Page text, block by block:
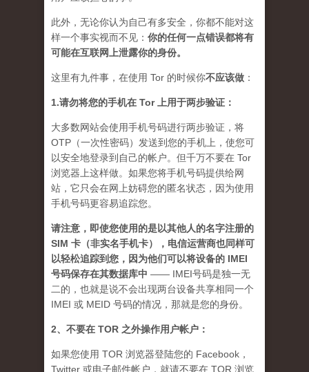
此外，无论你认为自己有多安全，你都不能对这
样一个事实视而不见： 你的任何一点错误都将有
可能在互联网上泄露你的身份。
这里有九件事，在使用 Tor 的时候你不应该做 ：
1.请勿将您的手机在 Tor 上用于两步验证：
大多数网站会使用手机号码进行两步验证，将
OTP（一次性密码）发送到您的手机上，使您可
以安全地登录到自己的帐户。但千万不要在 Tor
浏览器上这样做。如果您将手机号码提供给网
站，它只会在网上妨碍您的匿名状态，因为使用
手机号码更容易追踪您。
请注意，即使您使用的是以其他人的名字注册的
SIM 卡（非实名手机卡），电信运营商也同样可
以轻松追踪到您，因为他们可以将设备的 IMEI
号码保存在其数据库中 —— IMEI号码是独一无
二的，也就是说不会出现两台设备共享相同一个
IMEI 或 MEID 号码的情况，那就是您的身份。
2、不要在 TOR 之外操作用户帐户：
如果您使用 TOR 浏览器登陆您的 Facebook，
Twitter 或电子邮件帐户，就请不要在 TOR 浏览